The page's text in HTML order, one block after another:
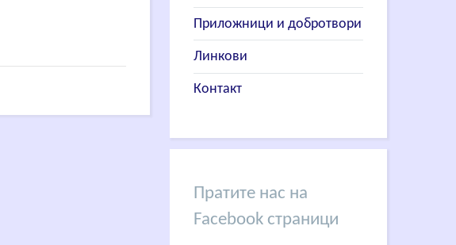
Приложници и добротвори
Линкови
Контакт
Пратите нас на
Facebook страници